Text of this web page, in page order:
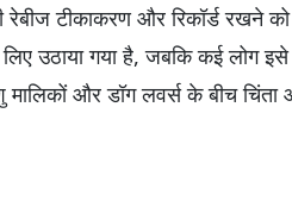
रेबीज टीकाकरण और रिकॉर्ड रखने
लिए उठाया गया है, जबकि कई लोग
और डॉग लवर्स के बीच चिंता